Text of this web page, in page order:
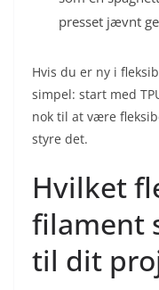
presset jævnt
Hvis du er ny i
simpel: start med
nok til at være
styre det.
Hvilket
filament
til dit